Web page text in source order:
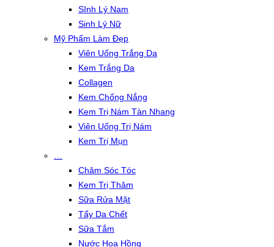
SInh Lý Nam
Sinh Lý Nữ
Mỹ Phẩm Làm Đẹp
Viên Uống Trắng Da
Kem Trắng Da
Collagen
Kem Chống Nắng
Kem Trị Nám Tàn Nhang
Viên Uống Trị Nám
Kem Trị Mụn
Chăm Sóc Tóc
Kem Trị Thâm
Sữa Rửa Mặt
Tẩy Da Chết
Sữa Tắm
Nước Hoa Hồng